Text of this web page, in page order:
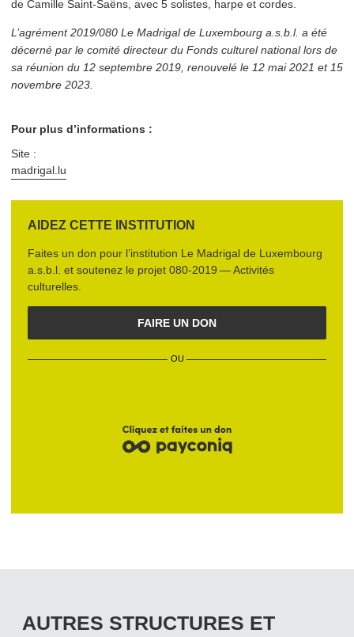
de Camille Saint-Saëns, avec 5 solistes, harpe et cordes.
L’agrément 2019/080 Le Madrigal de Luxembourg a.s.b.l. a été
décerné par le comité directeur du Fonds culturel national lors de
sa réunion du 12 septembre 2019, renouvelé le 12 mai 2021 et 15
novembre 2023.
Pour plus d’informations :
Site :
madrigal​.lu
AIDEZ CETTE INSTITUTION
Faites un don pour l’institution Le Madrigal de Luxembourg
a.s.b.l. et soutenez le projet 080‑2019 — Activités
culturelles.
FAIRE UN DON
OU
AUTRES STRUCTURES ET